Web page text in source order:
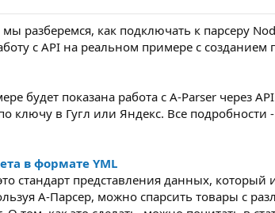
разберемся, как подключать к парсеру
с API на реальном примере с
будет показана работа с A-Parser через
ключу в Гугл или Яндекс. Все подробности
в формате YML
стандарт представления данных,
А-Парсер, можно спарсить товары с